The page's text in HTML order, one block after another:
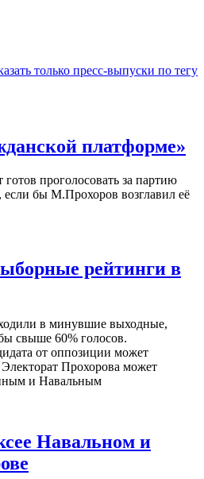
только пресс-выпуски по тегу
платформе»
проголосовать за партию
если бы М.Прохоров возглавил её
рейтинги в
в минувшие выходные,
свыше 60% голосов.
от оппозиции может
Прохорова может
и Навальным
Навальном и